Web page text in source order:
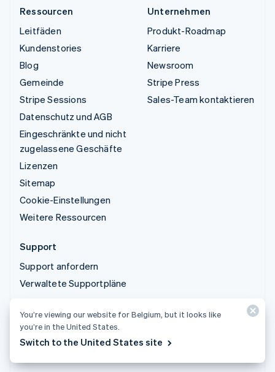
Ressourcen
Leitfäden
Kundenstories
Blog
Gemeinde
Stripe Sessions
Datenschutz und AGB
Eingeschränkte und nicht
zugelassene Geschäfte
Lizenzen
Sitemap
Cookie-Einstellungen
Weitere Ressourcen
Unternehmen
Produkt-Roadmap
Karriere
Newsroom
Stripe Press
Sales-Team kontaktieren
Support
Support anfordern
Verwaltete Supportpläne
© 2026 Stripe, LLC
You’re viewing our website for Belgium, but it looks like
you’re in the United States.
Switch to the United States site